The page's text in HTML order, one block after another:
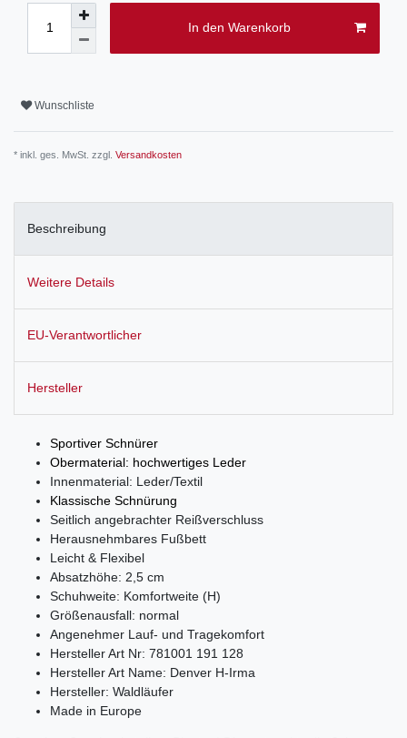
In den Warenkorb
Wunschliste
* inkl. ges. MwSt. zzgl. Versandkosten
Beschreibung
Weitere Details
EU-Verantwortlicher
Hersteller
Sportiver Schnürer
Obermaterial: hochwertiges Leder
Innenmaterial: Leder/Textil
Klassische Schnürung
Seitlich angebrachter Reißverschluss
Herausnehmbares Fußbett
Leicht & Flexibel
Absatzhöhe: 2,5 cm
Schuhweite: Komfortweite (H)
Größenausfall: normal
Angenehmer Lauf- und Tragekomfort
Hersteller Art Nr: 781001 191 128
Hersteller Art Name: Denver H-Irma
Hersteller: Waldläufer
Made in Europe